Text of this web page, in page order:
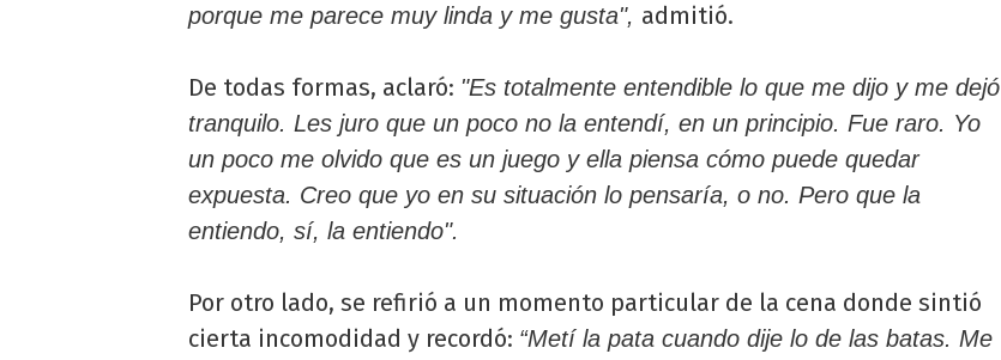
porque me parece muy linda y me gusta", admitió.
De todas formas, aclaró: "Es totalmente entendible lo que me dijo y me dejó
tranquilo. Les juro que un poco no la entendí, en un principio. Fue raro. Yo
un poco me olvido que es un juego y ella piensa cómo puede quedar
expuesta. Creo que yo en su situación lo pensaría, o no. Pero que la
entiendo, sí, la entiendo".
Por otro lado, se refirió a un momento particular de la cena donde sintió
cierta incomodidad y recordó: “Metí la pata cuando dije lo de las batas. Me